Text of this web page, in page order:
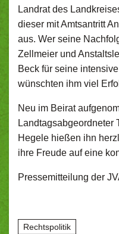
Landrat des
dieser mit Amtsantritt
aus. Wer seine
Zellmeier und
Beck für seine
wünschten ihm viel
Neu im Beirat
Landtagsabgeordneter
Hegele hießen ihn
ihre Freude auf eine
Pressemitteilung der
Rechtspolitik